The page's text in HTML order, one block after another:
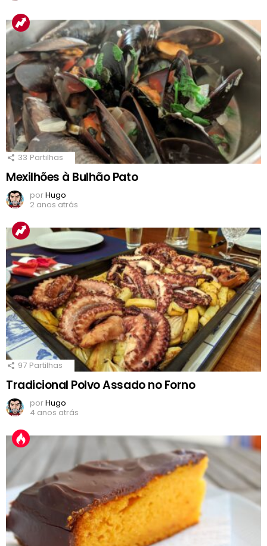
33 Partilhas
Mexilhões à Bulhão Pato
porHugo
2 anos atrás
97 Partilhas
Tradicional Polvo Assado no Forno
porHugo
4 anos atrás